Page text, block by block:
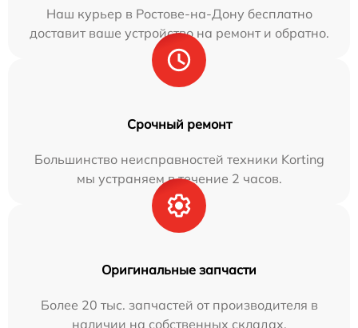
Наш курьер в Ростове-на-Дону бесплатно
доставит ваше устройство на ремонт и обратно.
Срочный ремонт
Большинство неисправностей техники Korting
мы устраняем в течение 2 часов.
Оригинальные запчасти
Более 20 тыс. запчастей от производителя в
наличии на собственных складах.